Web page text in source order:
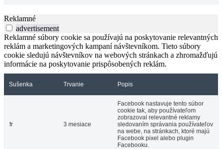
Reklamné
advertisement
Reklamné súbory cookie sa používajú na poskytovanie relevantných
reklám a marketingových kampaní návštevníkom. Tieto súbory
cookie sledujú návštevníkov na webových stránkach a zhromažďujú
informácie na poskytovanie prispôsobených reklám.
Sušenka Trvanie Popis
fr 3 mesiace
Facebook nastavuje tento súbor
cookie tak, aby používateľom
zobrazoval relevantné reklamy
sledovaním správania používateľov
na webe, na stránkach, ktoré majú
Facebook pixel alebo plugin
Facebooku.